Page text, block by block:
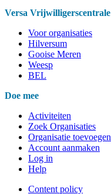
Versa Vrijwilligerscentrale
Voor organisaties
Hilversum
Gooise Meren
Weesp
BEL
Doe mee
Activiteiten
Zoek Organisaties
Organisatie toevoegen
Account aanmaken
Log in
Help
Content policy